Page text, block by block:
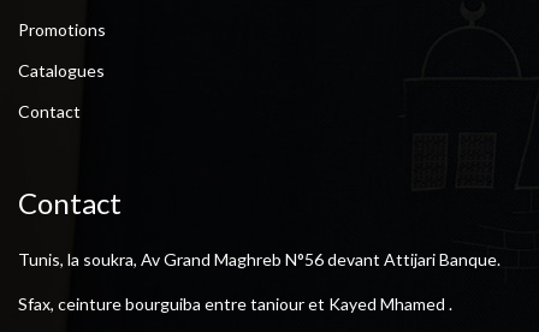
Promotions
Catalogues
Contact
Contact
Tunis, la soukra, Av Grand Maghreb N°56 devant Attijari Banque.
Sfax, ceinture bourguiba entre taniour et Kayed Mhamed .